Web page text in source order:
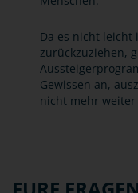
Da es nicht leicht
zurückzuziehen,
Gewissen an,
nicht mehr